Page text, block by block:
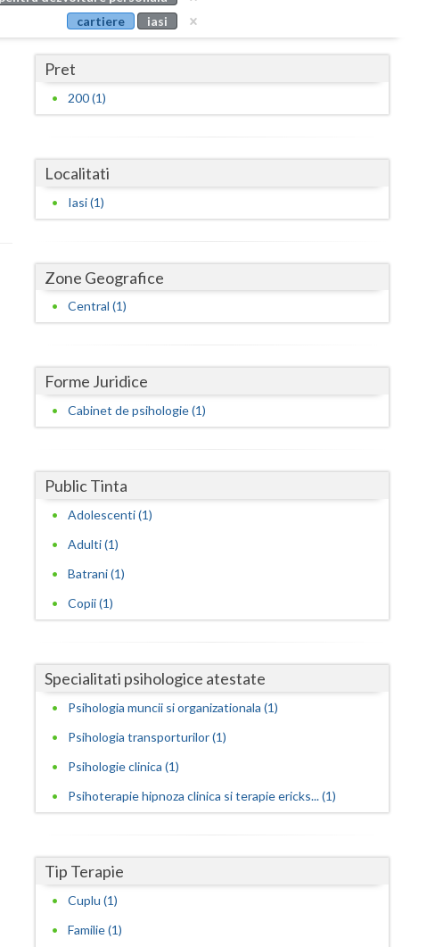
Buzau
Cluj
Covasna
Dambovita
Dolj
Galati
Gorj
Harghita
Ialomita
Mehedinti
Neamt
Prahova
Salaj
cartiere
iasi
Pret
200 (1)
Localitati
Iasi (1)
Zone Geografice
Central (1)
Forme Juridice
Cabinet de psihologie (1)
Public Tinta
Adolescenti (1)
Adulti (1)
Batrani (1)
Copii (1)
Specialitati psihologice atestate
Psihologia muncii si organizationala (1)
Psihologia transporturilor (1)
Psihologie clinica (1)
Psihoterapie hipnoza clinica si terapie ericks... (1)
Tip Terapie
Cuplu (1)
Familie (1)